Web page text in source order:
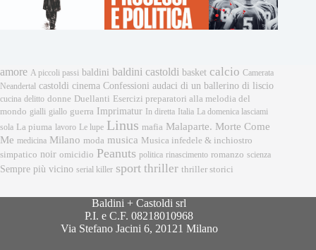
amore A piccoli passi baldini baldini castoldi basket calcio Camerata
Neandertal castoldi cinema Confessioni audaci di un ballerino di liscio
cucina delitto donne Duellanti Esercizi preparatori alla melodia del
mondo gialli giallo guerra Imprimatur In diretta Italia La domenica lasciami
sola La piuma lavoro Le lupe Linus mafia Malaparte. Morte Come
Me medicina Milano moda musica Musica infedele & inchiostro
simpatico noir omicidio Peanuts politica rinascimento romanzo scienza
Sempre più vicino serial killer sport thriller thriller storici
Baldini + Castoldi srl
P.I. e C.F. 08218010968
Via Stefano Jacini 6, 20121 Milano